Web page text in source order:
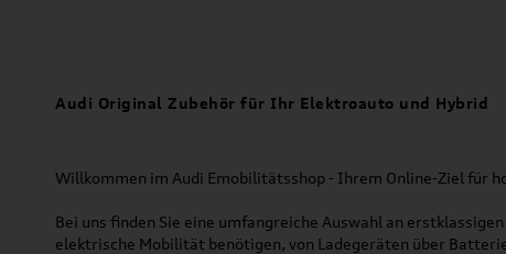
Audi Original Zubehör für Ihr Elektroauto und Hybrid
Willkommen im Audi Emobilitätsshop - Ihrem Online-Ziel für
Bei uns finden Sie eine umfangreiche Auswahl an
elektrische Mobilität benötigen, von Ladegeräten über